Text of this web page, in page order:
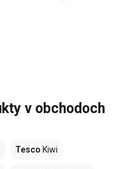
v obchodoch
Tesco Kiwi